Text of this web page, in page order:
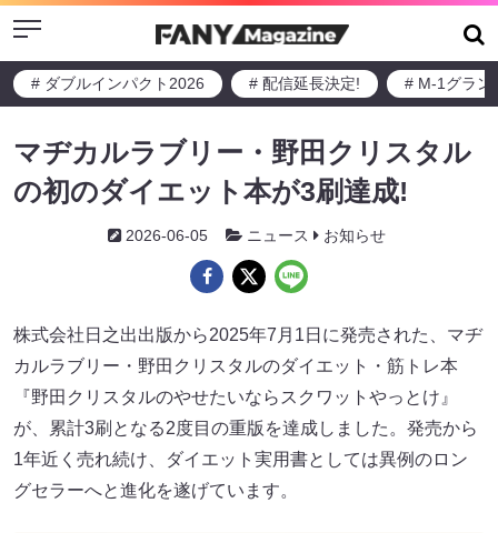
Menu
# ダブルインパクト2026 # 配信延長決定! # M-1グラン
マヂカルラブリー・野田クリスタル
の初のダイエット本が3刷達成!
2026-06-05 ニュース お知らせ
株式会社日之出出版から2025年7月1日に発売された、マヂ
カルラブリー・野田クリスタルのダイエット・筋トレ本
『野田クリスタルのやせたいならスクワットやっとけ』
が、累計3刷となる2度目の重版を達成しました。発売から
1年近く売れ続け、ダイエット実用書としては異例のロン
グセラーへと進化を遂げています。